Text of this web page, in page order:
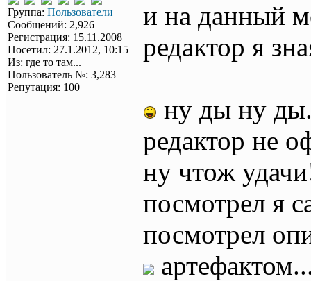
Группа: Пользователи
Сообщений: 2,926
Регистрация: 15.11.2008
Посетил: 27.1.2012, 10:15
Из: где то там...
Пользователь №: 3,283
Репутация: 100
и на данный
редактор я
ну ды ну
редактор не
ну чтож
посмотрел я
посмотрел